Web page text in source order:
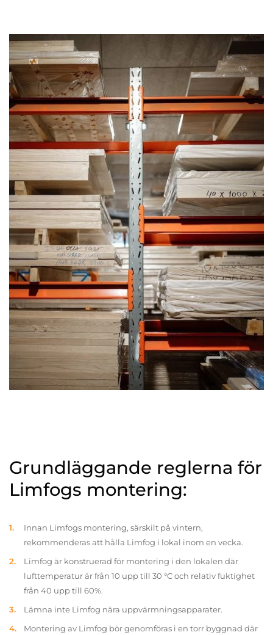
Grundläggande reglerna för
Limfogs montering:
Innan Limfogs montering, särskilt på vintern,
rekommenderas att hålla Limfog i lokal inom en vecka.
Limfog är konstruerad för montering i den lokalen där
lufttemperatur är från 10 upp till 30 °C och relativ fuktighet
från 40 upp till 60%.
Lämna inte Limfog nära uppvärmningsapparater.
Montering av Limfog bör genomföras i en torr byggnad där